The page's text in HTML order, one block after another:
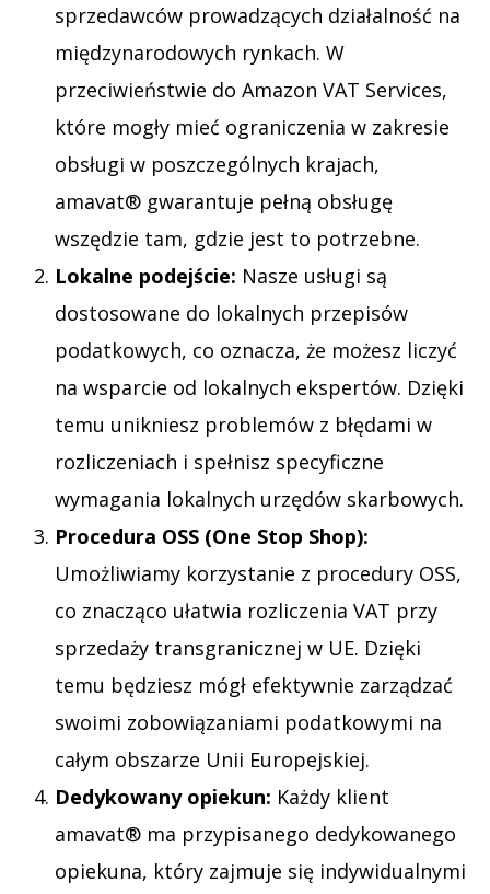
sprzedawców prowadzących działalność na
międzynarodowych rynkach. W
przeciwieństwie do Amazon VAT Services,
które mogły mieć ograniczenia w zakresie
obsługi w poszczególnych krajach,
amavat® gwarantuje pełną obsługę
wszędzie tam, gdzie jest to potrzebne.
Lokalne podejście: Nasze usługi są
dostosowane do lokalnych przepisów
podatkowych, co oznacza, że możesz liczyć
na wsparcie od lokalnych ekspertów. Dzięki
temu unikniesz problemów z błędami w
rozliczeniach i spełnisz specyficzne
wymagania lokalnych urzędów skarbowych.
Procedura OSS (One Stop Shop):
Umożliwiamy korzystanie z procedury OSS,
co znacząco ułatwia rozliczenia VAT przy
sprzedaży transgranicznej w UE. Dzięki
temu będziesz mógł efektywnie zarządzać
swoimi zobowiązaniami podatkowymi na
całym obszarze Unii Europejskiej.
Dedykowany opiekun: Każdy klient
amavat® ma przypisanego dedykowanego
opiekuna, który zajmuje się indywidualnymi